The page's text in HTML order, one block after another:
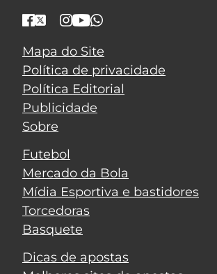
Mapa do Site
Política de privacidade
Política Editorial
Publicidade
Sobre
Futebol
Mercado da Bola
Mídia Esportiva e bastidores
Torcedoras
Basquete
Dicas de apostas